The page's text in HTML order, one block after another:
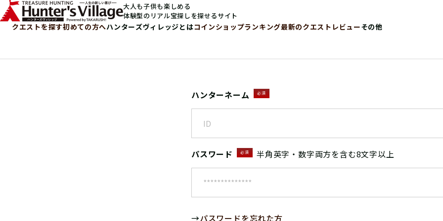
大人も子供も楽しめる
体験型のリアル宝探しを探せるサイト
クエストを探す初めての方へハンターズヴィレッジとはコインショップランキング最新のクエストレビューその他
ハンターネーム 必須
パスワード 必須 半角英字・数字両方を含む8文字以上
→パスワードを忘れた方